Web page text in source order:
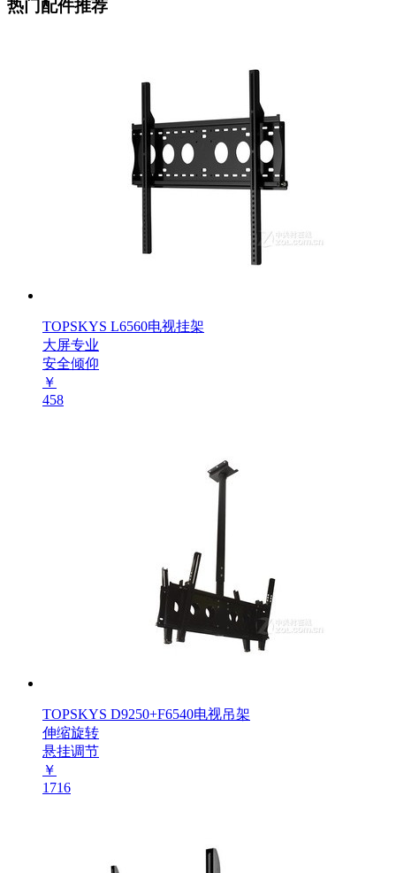
热门配件推荐
TOPSKYS L6560电视挂架
大屏专业
安全倾仰
￥
458
TOPSKYS D9250+F6540电视吊架
伸缩旋转
悬挂调节
￥
1716